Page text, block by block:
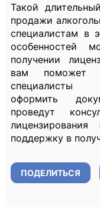
Такой
продажи
специалистам в
особенностей
получении
вам поможет
оформить
проведут
поддержку в
ПОДЕЛИТЬСЯ